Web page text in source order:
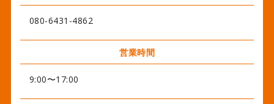
080-6431-4862
営業時間
9:00〜17:00